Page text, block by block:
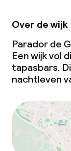
Overal
Over de wijk
Parador de
Een wijk vol
tapasbars.
nachtleven